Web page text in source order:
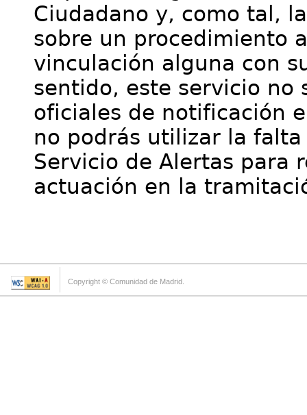
Ciudadano y, como tal,
sobre un procedimiento
vinculación alguna con
sentido, este servicio no
oficiales de notificación
no podrás utilizar la
Servicio de Alertas para
actuación en la
Copyright © Comunidad de Madrid.